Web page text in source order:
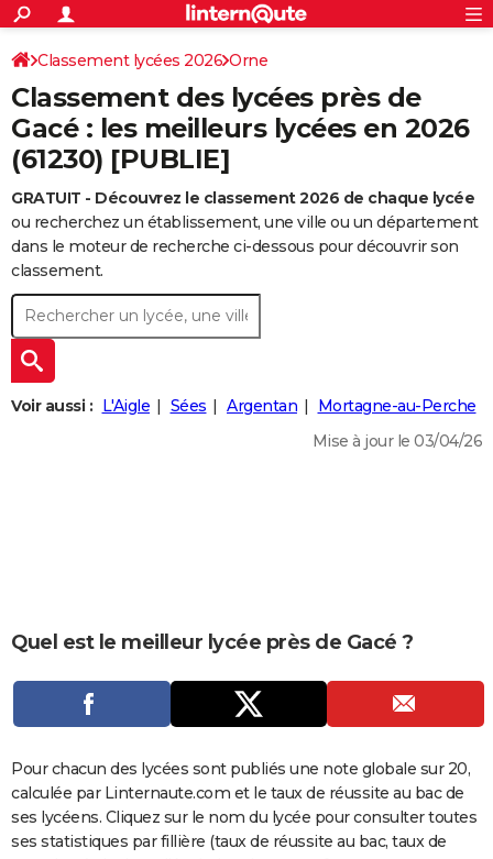
ACTUALITÉS
Politique
Société
Faits Divers
Education
Monde
Villes
+
SPORT
Coupe du monde 2026
Football
Tennis
Cyclisme
Rugby
Forum
CULTURE
Programme TV
TNT
Streaming
Cinéma
Sorties cinéma
Musique
+
FINANCE
Retraite
Impôts
Epargne
Immobilier
Risques naturels par ville
Banque
Assurance
Crédit
AUTO
Essais
Réserver un essai
Citadines
Berlines
SUV
Forum auto
+
HIGH-TECH
BRICOLAGE
Forum
Aménagement intérieur
Extérieur
Cuisine
Salle de bains
Jardinage
Rangement
+WEEK-END
Guides de France
Escapades
Patrimoine
Expositions
Musées
Week-end nature
+
LIFESTYLE
CARTE DE VOEUX
Carte de Noël
Carte Bonne année
Carte Saint-Valentin
Carte Pâques
Carte d'anniversaire
DICTIONNAIRE
COPAINS D'AVANT
S'inscrire
Se connecter
Lycées
Collèges
Primaires
Universités
Entreprises
Service militaire
Avis de recherche
AVIS DE DÉCÈS
S'inscrire
Connexion
Classement lycées 2026 Orne
Classement des lycées près de
Gacé : les meilleurs lycées en 2026
(61230) [PUBLIE]
GRATUIT - Découvrez le classement 2026 de chaque lycée
ou recherchez un établissement, une ville ou un département
dans le moteur de recherche ci-dessous pour découvrir son
classement.
Voir aussi : L'Aigle Sées Argentan
Mortagne-au-Perche
Mise à jour le 03/04/26
Quel est le meilleur lycée près de Gacé ?
Pour chacun des lycées sont publiés une note globale sur 20,
calculée par Linternaute.com et le taux de réussite au bac de
ses lycéens. Cliquez sur le nom du lycée pour consulter toutes
ses statistiques par fillière (taux de réussite au bac, taux de